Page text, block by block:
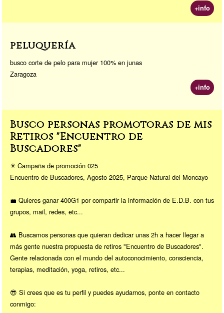
+info
peluquería
busco corte de pelo para mujer 100% en junas
Zaragoza
+info
Busco personas promotoras de mis
Retiros "Encuentro de
Buscadores"
✴️ Campaña de promoción 025
Encuentro de Buscadores, Agosto 2025, Parque Natural del Moncayo
💼 Quieres ganar 400G1 por compartir la información de E.D.B. con tus
grupos, mail, redes, etc...
👥 Buscamos personas que quieran dedicar unas 2h a hacer llegar a
más gente nuestra propuesta de retiros "Encuentro de Buscadores".
Gente relacionada con el mundo del autoconocimiento, consciencia,
terapias, meditación, yoga, retiros, etc...
😎 Si crees que es tu perfil y puedes ayudarnos, ponte en contacto
conmigo: